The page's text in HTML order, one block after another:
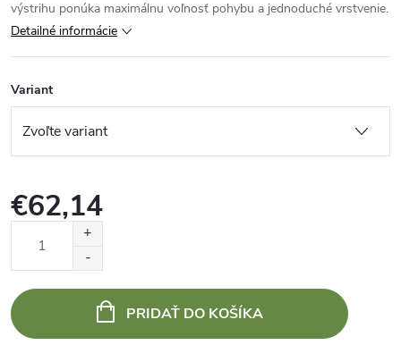
výstrihu ponúka maximálnu voľnosť pohybu a jednoduché vrstvenie.
Detailné informácie
Variant
€62,14
PRIDAŤ DO KOŠÍKA